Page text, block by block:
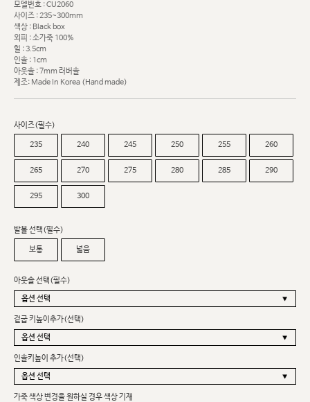
모델번호 : CU2060
사이즈 : 235~300mm
색상 : Black box
외피 : 소가죽 100%
힐 : 3.5cm
인솔 : 1cm
아웃솔 : 7mm 러버솔
제조: Made In Korea (Hand made)
사이즈(필수)
235 240 245 250 255 260
265 270 275 280 285 290
295 300
발볼 선택(필수)
보통 넓음
아웃솔 선택(필수)
겉굽 키높이추가(선택)
인솔키높이 추가(선택)
가죽 색상 변경을 원하실 경우 색상 기재